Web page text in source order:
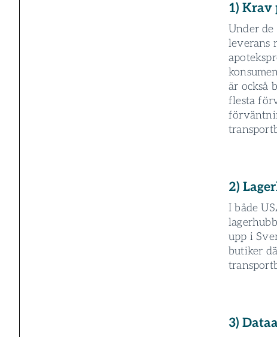
1) Krav
Under
leverans­
är också
flesta
2)
I både
upp i
butiker
3)